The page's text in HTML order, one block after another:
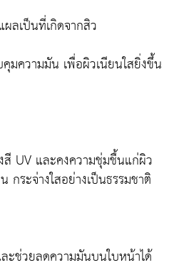
ลเป็นที่เกิดจากสิว
ความมัน เพื่อผิวเนียนใสยิ่งขึ้น
UV และคงความชุ่มชื้นแก่ผิว
กระจ่างใสอย่างเป็นธรรมชาติ
ะช่วยลดความมันบนใบหน้าได้